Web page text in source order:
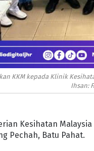
KKM kepada Klinik
Ihsan:
Kesihatan
Pechah, Batu Pahat.